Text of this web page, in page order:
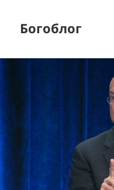
Богоблог